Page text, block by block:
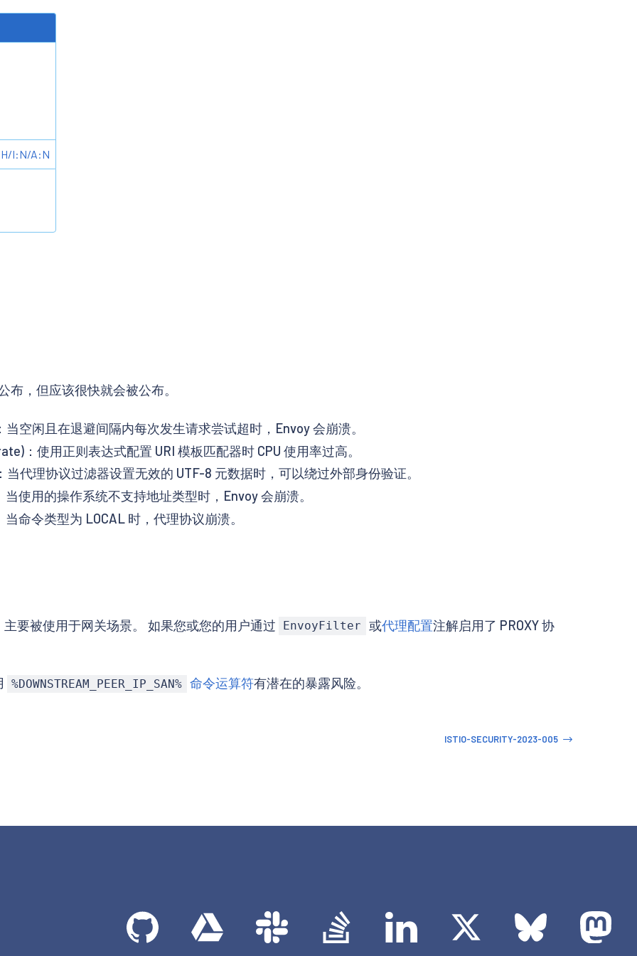
I:N/A:N
，但应该很快就会被公布。
当空闲且在退避间隔内每次发生请求尝试超时，Envoy 会崩溃。
：使用正则表达式配置 URI 模板匹配器时 CPU 使用率过高。
当代理协议过滤器设置无效的 UTF-8 元数据时，可以绕过外部身份验证。
当使用的操作系统不支持地址类型时，Envoy 会崩溃。
当命令类型为 LOCAL 时，代理协议崩溃。
要被使用于网关场景。 如果您或您的用户通过 EnvoyFilter 或代理配置注解启用了 PROXY 协
%DOWNSTREAM_PEER_IP_SAN% 命令运算符有潜在的暴露风险。
ISTIO-SECURITY-2023-005